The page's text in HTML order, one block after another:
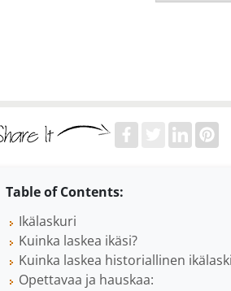
Table of Contents:
Ikälaskuri
Kuinka laskea ikäsi?
Kuinka laskea historiallinen
Opettavaa ja hauskaa: